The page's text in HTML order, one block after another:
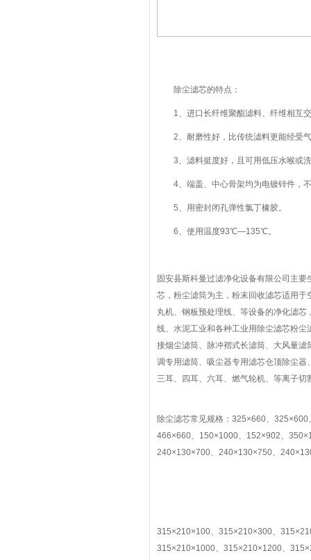
除尘滤芯的特点：
1、进口长纤维聚酯滤料、纤维相互交
2、耐磨性好，比传统滤料更能经受气
3、滤料挺度好，且可用低压水喉或洗
4、端盖、中心骨架均为电镀锌件，
5、用密封闭孔弹性氯丁橡胶。
6、使用温度93℃—135℃。
固安县斯科曼过滤净化设备有限公司主
芯，粉尘滤筒为主，粉末回收滤芯适用
丸机、钢板预处理线、等设备的净化滤
线、水泥工业和各种工业用除尘滤芯粉
接烟尘滤筒、脉冲褶式长滤筒、大风量
调专用滤筒、吸尘器专用滤芯仓顶除尘
三耳、四耳、六耳、燃气轮机、等离子
除尘滤芯常见规格：325×660、
466×660、150×1000、152×902、
240×130×700、240×130×750、
315×210×100、315×210×300、
315×210×1000、315×210×1200、